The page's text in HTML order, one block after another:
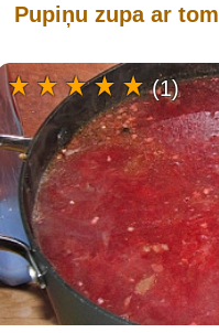
Pupiņu zupa ar
(1)